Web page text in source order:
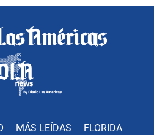
MÁS LEÍDAS FLORIDA